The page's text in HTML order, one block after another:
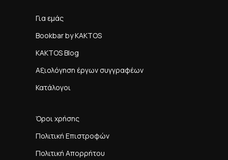
Για εμάς
Bookbar by KAKTOS
KAKTOS Blog
Αξιολόγηση έργων συγγραφέων
Κατάλογοι
Όροι χρήσης
Πολιτική Επιστροφών
Πολιτική Απορρήτου